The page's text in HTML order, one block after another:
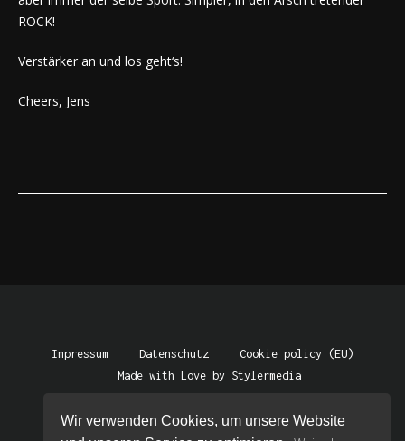
Wir verwenden Cookies, um unsere Website
ROCK!
Verstärker an und los geht‘s!
Cheers, Jens
Impressum Datenschutz
Cookie policy (EU)
Made with Love by Stylermedia